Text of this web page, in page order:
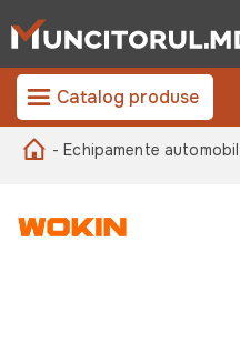
Catalog produse
- Echipamente automobil